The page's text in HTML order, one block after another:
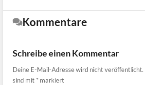
Kommentare
Schreibe einen Kommentar
Deine E-Mail-Adresse wird nicht veröffentlicht.
sind mit * markiert